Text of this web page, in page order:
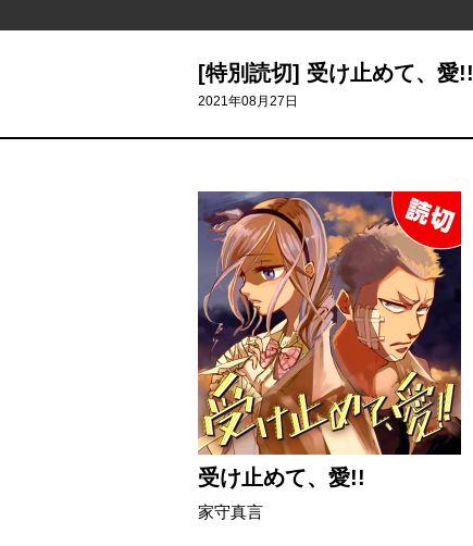
[特別読切] 受け止めて、愛!!
2021年08月27日
受け止めて、愛!!
家守真言